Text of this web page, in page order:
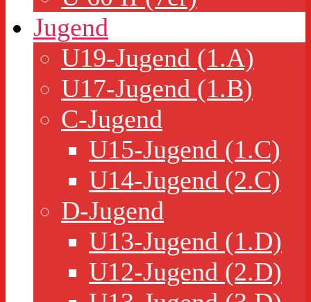
Jugend
U19-Jugend (1.A)
U17-Jugend (1.B)
C-Jugend
U15-Jugend (1.C)
U14-Jugend (2.C)
D-Jugend
U13-Jugend (1.D)
U12-Jugend (2.D)